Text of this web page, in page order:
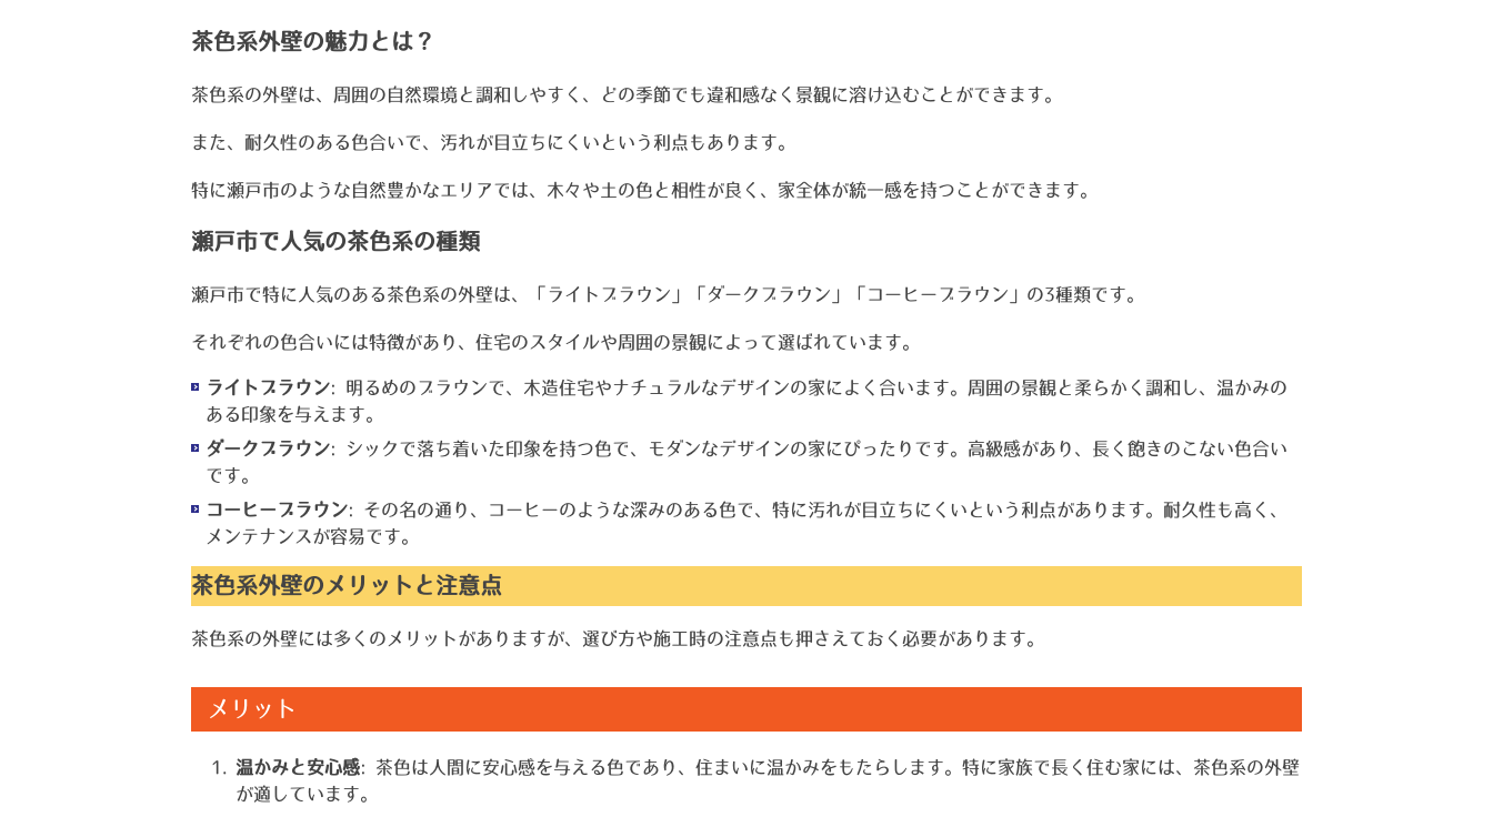
茶色系外壁の魅力とは？
茶色系の外壁は、周囲の自然環境と調和しやすく、どの季節でも違和感なく景観に溶け込むことができます。
また、耐久性のある色合いで、汚れが目立ちにくいという利点もあります。
特に瀬戸市のような自然豊かなエリアでは、木々や土の色と相性が良く、家全体が統一感を持つことができます。
瀬戸市で人気の茶色系の種類
瀬戸市で特に人気のある茶色系の外壁は、「ライトブラウン」「ダークブラウン」「コーヒーブラウン」の3種類です。
それぞれの色合いには特徴があり、住宅のスタイルや周囲の景観によって選ばれています。
ライトブラウン: 明るめのブラウンで、木造住宅やナチュラルなデザインの家によく合います。周囲の景観と柔らかく調和し、温かみの
ある印象を与えます。
ダークブラウン: シックで落ち着いた印象を持つ色で、モダンなデザインの家にぴったりです。高級感があり、長く飽きのこない色合い
です。
コーヒーブラウン: その名の通り、コーヒーのような深みのある色で、特に汚れが目立ちにくいという利点があります。耐久性も高く、
メンテナンスが容易です。
茶色系外壁のメリットと注意点
茶色系の外壁には多くのメリットがありますが、選び方や施工時の注意点も押さえておく必要があります。
メリット
温かみと安心感: 茶色は人間に安心感を与える色であり、住まいに温かみをもたらします。特に家族で長く住む家には、茶色系の外壁
が適しています。